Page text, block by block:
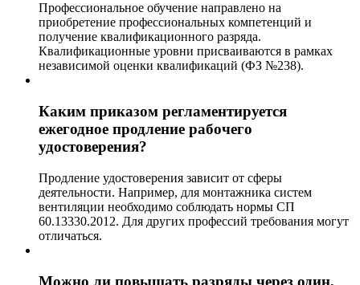
Профессиональное обучение направлено на
приобретение профессиональных компетенций и
получение квалификационного разряда.
Квалификационные уровни присваиваются в рамках
независимой оценки квалификаций (ФЗ №238).
Каким приказом регламентируется
ежегодное продление рабочего
удостоверения?
Продление удостоверения зависит от сферы
деятельности. Например, для монтажника систем
вентиляции необходимо соблюдать нормы СП
60.13330.2012. Для других профессий требования могут
отличаться.
Можно ли повышать разряды через один,